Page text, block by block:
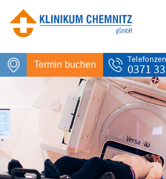
Termin buchen 0371